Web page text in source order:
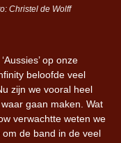
Christel de Wolff
op onze
beloofde veel
zijn we vooral heel
gaan maken. Wat
verwachtte weten we
de band in de veel